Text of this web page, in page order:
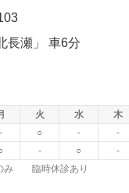
長瀬」 車6分
火 水
木
- ○ -
-
- ○
-
み 臨時休診あり